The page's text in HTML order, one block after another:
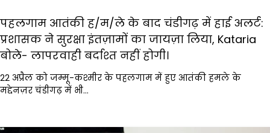
पहलगाम आतंकी ह/म/ले के बाद चंडीगढ़ में हाई अलर्ट:
प्रशासक ने सुरक्षा इंतज़ामों का जायज़ा लिया, Kataria
बोले- लापरवाही बर्दाश्त नहीं होगी।
22 अप्रैल को जम्मू-कश्मीर के पहलगाम में हुए आतंकी हमले के
मद्देनज़र चंडीगढ़ में भी…